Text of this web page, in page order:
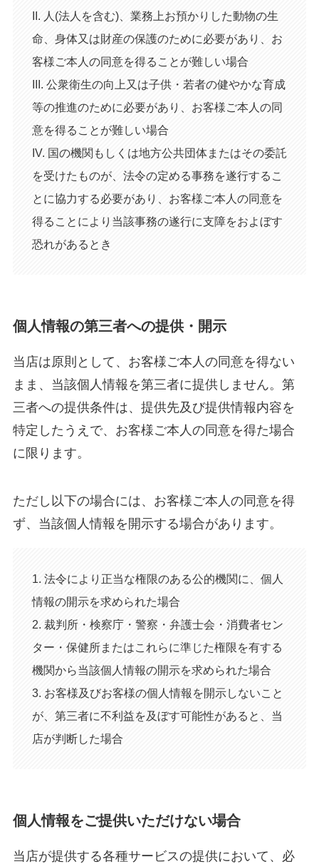
II. 人(法人を含む)、業務上お預かりした動物の生
命、身体又は財産の保護のために必要があり、お
客様ご本人の同意を得ることが難しい場合
III. 公衆衛生の向上又は子供・若者の健やかな育成
等の推進のために必要があり、お客様ご本人の同
意を得ることが難しい場合
IV. 国の機関もしくは地方公共団体またはその委託
を受けたものが、法令の定める事務を遂行するこ
とに協力する必要があり、お客様ご本人の同意を
得ることにより当該事務の遂行に支障をおよぼす
恐れがあるとき
個人情報の第三者への提供・開示
当店は原則として、お客様ご本人の同意を得ない
まま、当該個人情報を第三者に提供しません。第
三者への提供条件は、提供先及び提供情報内容を
特定したうえで、お客様ご本人の同意を得た場合
に限ります。
ただし以下の場合には、お客様ご本人の同意を得
ず、当該個人情報を開示する場合があります。
1. 法令により正当な権限のある公的機関に、個人
情報の開示を求められた場合
2. 裁判所・検察庁・警察・弁護士会・消費者セン
ター・保健所またはこれらに準じた権限を有する
機関から当該個人情報の開示を求められた場合
3. お客様及びお客様の個人情報を開示しないこと
が、第三者に不利益を及ぼす可能性があると、当
店が判断した場合
個人情報をご提供いただけない場合
当店が提供する各種サービスの提供において、必